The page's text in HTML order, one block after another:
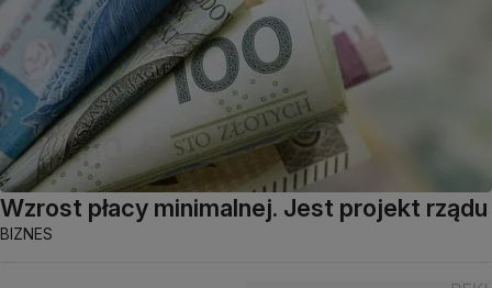
Wzrost płacy minimalnej. Jest projekt rządu
BIZNES